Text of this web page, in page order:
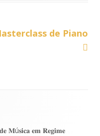
de Piano
𝐌ú𝐬𝐢𝐜𝐚 𝐞𝐦 𝐑𝐞𝐠𝐢𝐦𝐞